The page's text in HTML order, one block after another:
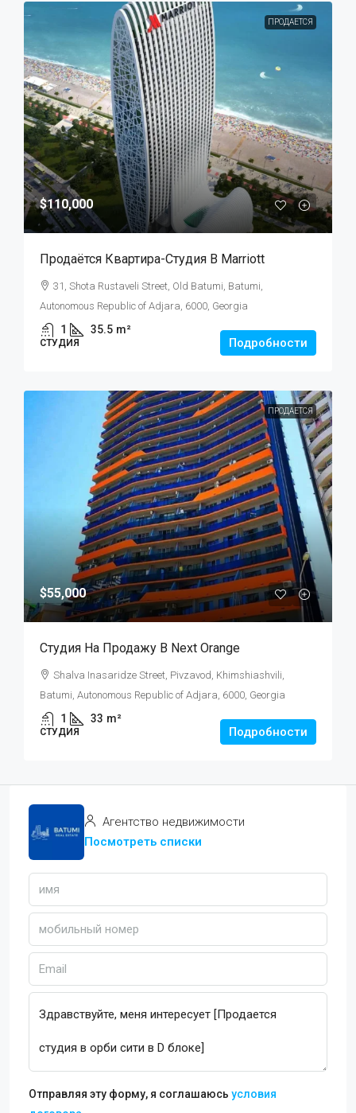
ПРОДАЕТСЯ
$110,000
Продаётся Квартира-Студия В Marriott
31, Shota Rustaveli Street, Old Batumi, Batumi,
Autonomous Republic of Adjara, 6000, Georgia
1 35.5 m²
СТУДИЯ Подробности
ПРОДАЕТСЯ
$55,000
Студия На Продажу В Next Orange
Shalva Inasaridze Street, Pivzavod, Khimshiashvili,
Batumi, Autonomous Republic of Adjara, 6000, Georgia
1 33 m²
СТУДИЯ Подробности
Агентство недвижимости
Посмотреть списки
Отправляя эту форму, я соглашаюсь условия